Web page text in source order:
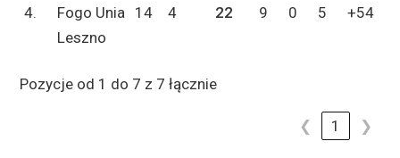
4.
Fogo Unia
Leszno
14 4 22 9 0 5 +54
Pozycje od 1 do 7 z 7 łącznie
❮ 1 ❯